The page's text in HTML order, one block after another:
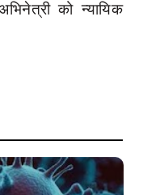
कोन्यायिक